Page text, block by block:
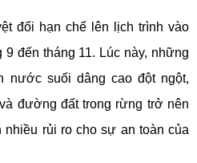
đối hạn chế lên lịch trình vào
đến tháng 11. Lúc này, những
nước suối dâng cao đột ngột,
đường đất trong rừng trở nên
rủi ro cho sự an toàn của